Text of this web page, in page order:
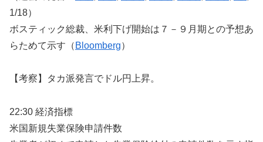
1/18）
ボスティック総裁、米利下げ開始は７－９月期との予想あ
らためて示す（ Bloomberg）
【考察】タカ派発言でドル円上昇。
22:30 経済指標
米国新規失業保険申請件数